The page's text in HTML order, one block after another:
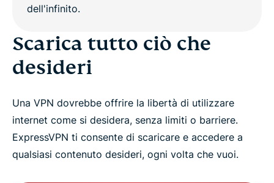
Altre fantastiche caratteristiche
Prova la VPN con larghezza di banda illimitata
senza rischi
Scarica tutto ciò che
desideri
Una VPN dovrebbe offrire la libertà di utilizzare
internet come si desidera, senza limiti o barriere.
ExpressVPN ti consente di scaricare e accedere a
qualsiasi contenuto desideri, ogni volta che vuoi.